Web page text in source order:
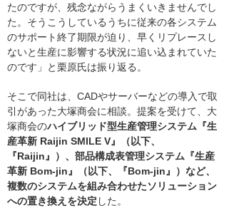
たのですが、残念ながらうまくいきませんでし
た。そうこうしているうちに従来の各システム
のサポート終了期限が迫り、早くリプレースし
ないと生産に影響する状況に追い込まれていた
のです」と栗原氏は振り返る。
そこで同社は、CADやサーバーなどの導入で取
引があった大塚商会に相談。提案を受けて、大
塚商会のハイブリッド型生産管理システム『生
産革新 Raijin SMILE V』（以下、
『Raijin』）、部品構成表管理システム『生産
革新 Bom-jin』（以下、『Bom-jin』）など、
複数のシステムを組み合わせたソリューション
への置き換えを決定 した。